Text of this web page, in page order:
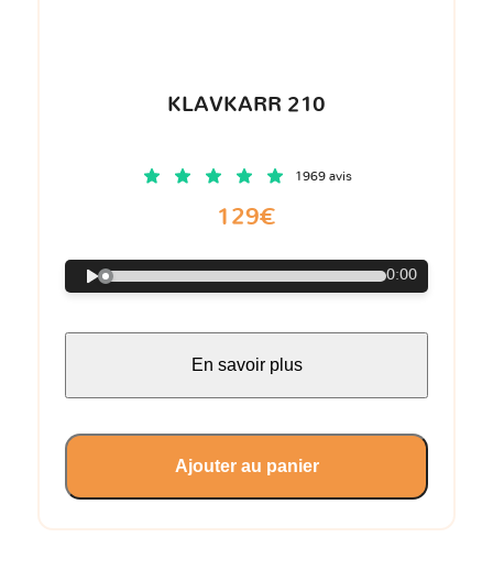
KLAVKARR 210
1969 avis
129€
0:00
En savoir plus
Ajouter au panier